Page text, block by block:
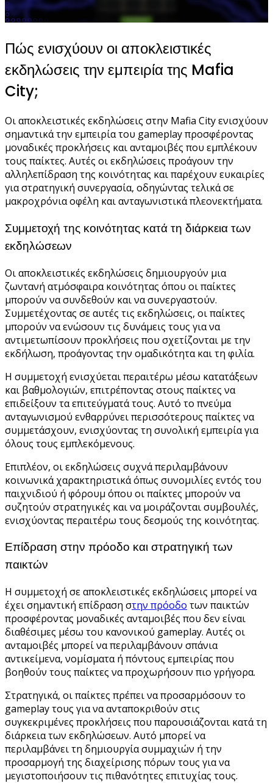
Πώς ενισχύουν οι αποκλειστικές
εκδηλώσεις την εμπειρία της Mafia
City;
Οι αποκλειστικές εκδηλώσεις στην Mafia City ενισχύουν
σημαντικά την εμπειρία του gameplay προσφέροντας
μοναδικές προκλήσεις και ανταμοιβές που εμπλέκουν
τους παίκτες. Αυτές οι εκδηλώσεις προάγουν την
αλληλεπίδραση της κοινότητας και παρέχουν ευκαιρίες
για στρατηγική συνεργασία, οδηγώντας τελικά σε
μακροχρόνια οφέλη και ανταγωνιστικά πλεονεκτήματα.
Συμμετοχή της κοινότητας κατά τη διάρκεια των
εκδηλώσεων
Οι αποκλειστικές εκδηλώσεις δημιουργούν μια
ζωντανή ατμόσφαιρα κοινότητας όπου οι παίκτες
μπορούν να συνδεθούν και να συνεργαστούν.
Συμμετέχοντας σε αυτές τις εκδηλώσεις, οι παίκτες
μπορούν να ενώσουν τις δυνάμεις τους για να
αντιμετωπίσουν προκλήσεις που σχετίζονται με την
εκδήλωση, προάγοντας την ομαδικότητα και τη φιλία.
Η συμμετοχή ενισχύεται περαιτέρω μέσω κατατάξεων
και βαθμολογιών, επιτρέποντας στους παίκτες να
επιδείξουν τα επιτεύγματά τους. Αυτό το πνεύμα
ανταγωνισμού ενθαρρύνει περισσότερους παίκτες να
συμμετάσχουν, ενισχύοντας τη συνολική εμπειρία για
όλους τους εμπλεκόμενους.
Επιπλέον, οι εκδηλώσεις συχνά περιλαμβάνουν
κοινωνικά χαρακτηριστικά όπως συνομιλίες εντός του
παιχνιδιού ή φόρουμ όπου οι παίκτες μπορούν να
συζητούν στρατηγικές και να μοιράζονται συμβουλές,
ενισχύοντας περαιτέρω τους δεσμούς της κοινότητας.
Επίδραση στην πρόοδο και στρατηγική των
παικτών
Η συμμετοχή σε αποκλειστικές εκδηλώσεις μπορεί να
έχει σημαντική επίδραση στην πρόοδο των παικτών
προσφέροντας μοναδικές ανταμοιβές που δεν είναι
διαθέσιμες μέσω του κανονικού gameplay. Αυτές οι
ανταμοιβές μπορεί να περιλαμβάνουν σπάνια
αντικείμενα, νομίσματα ή πόντους εμπειρίας που
βοηθούν τους παίκτες να προχωρήσουν πιο γρήγορα.
Στρατηγικά, οι παίκτες πρέπει να προσαρμόσουν το
gameplay τους για να ανταποκριθούν στις
συγκεκριμένες προκλήσεις που παρουσιάζονται κατά τη
διάρκεια των εκδηλώσεων. Αυτό μπορεί να
περιλαμβάνει τη δημιουργία συμμαχιών ή την
προσαρμογή της διαχείρισης πόρων τους για να
μεγιστοποιήσουν τις πιθανότητες επιτυχίας τους.